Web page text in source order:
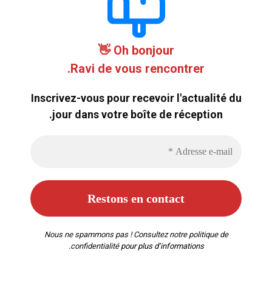
Oh bonjour 👋
Ravi de vous rencontrer.
Inscrivez-vous pour recevoir l'actualité du
jour dans votre boîte de réception.
Nous ne spammons pas ! Consultez notre politique de
confidentialitépour plus d’informations.